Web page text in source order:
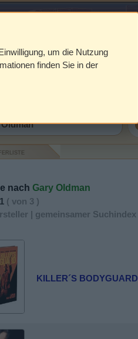
nach Gary Oldman
( von 3 )
| gemeinsamer Suchindex
KILLER´S BODYGUARD
um die Nutzung
finden Sie in der